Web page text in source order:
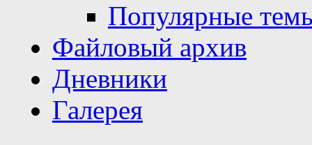
Популярные
Файловый архив
Дневники
Галерея